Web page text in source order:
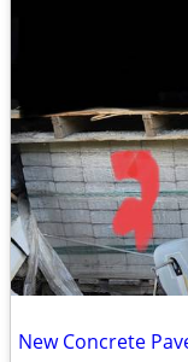
New Concrete